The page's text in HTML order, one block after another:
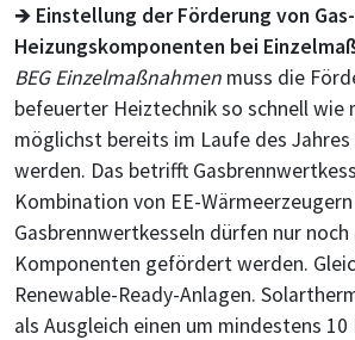
🡺 Einstellung der Förderung von Gas-
Heizungskomponenten bei
BEG Einzelmaßnahmen muss die
befeuerter Heiztechnik so schnell wie
möglichst bereits im Laufe des
werden. Das betrifft
Kombination von EE-
Gasbrennwertkesseln dürfen nur
Komponenten gefördert werden.
Renewable-Ready-Anlagen.
als Ausgleich einen um mindestens